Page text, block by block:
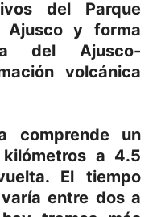
del Parque
Ajusco y forma
del Ajusco-
volcánica
comprende un
a 4.5
El tiempo
entre dos a